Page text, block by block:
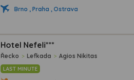
Brno , Praha , Ostrava
Hotel Nefeli***
Řecko > Lefkada > Agios Nikitas
LAST MINUTE